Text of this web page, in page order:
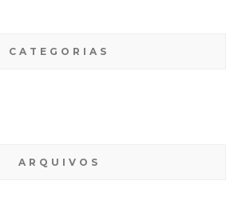
CATEGORIAS
ARQUIVOS